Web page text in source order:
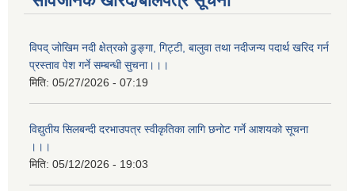
विपद् जोखिम नदी क्षेत्रको ढुङ्गा, गिट्टी, बालुवा तथा नदीजन्य पदार्थ खरिद गर्न
प्रस्ताव पेश गर्ने सम्बन्धी सुचना।।।
मिति: 05/27/2026 - 07:19
विद्युतीय सिलबन्दी दरभाउपत्र स्वीकृतिका लागि छनोट गर्ने आशयको सूचना
।।।
मिति: 05/12/2026 - 19:03